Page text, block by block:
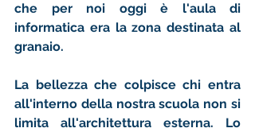
che per noi oggi è l'aula di
informatica era la zona destinata al
granaio.
La bellezza che colpisce chi entra
all'interno della nostra scuola non si
limita all'architettura esterna. Lo